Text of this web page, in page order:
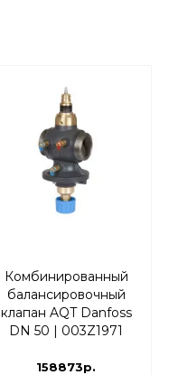
Комбинированный
балансировочный
клапан AQT Danfoss
DN 50 | 003Z1971
158873р.